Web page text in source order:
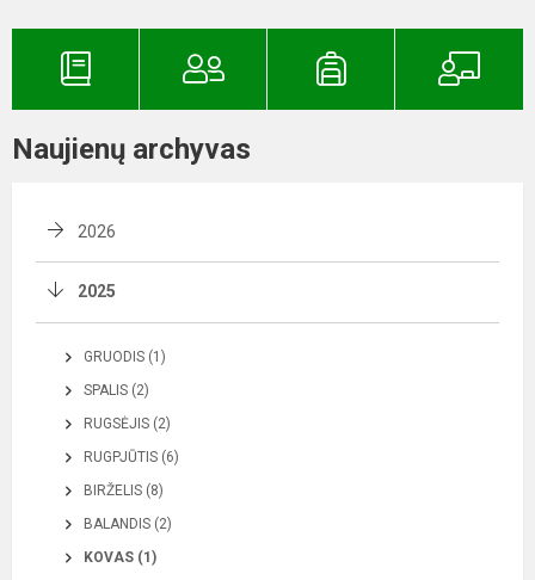
Naujienų archyvas
2026
2025
GRUODIS (1)
SPALIS (2)
RUGSĖJIS (2)
RUGPJŪTIS (6)
BIRŽELIS (8)
BALANDIS (2)
KOVAS (1)